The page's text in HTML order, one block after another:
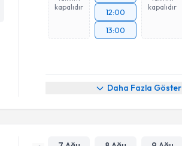
kapalıdır
12:00
13:00
kapalıdır
Daha Fazla Göster